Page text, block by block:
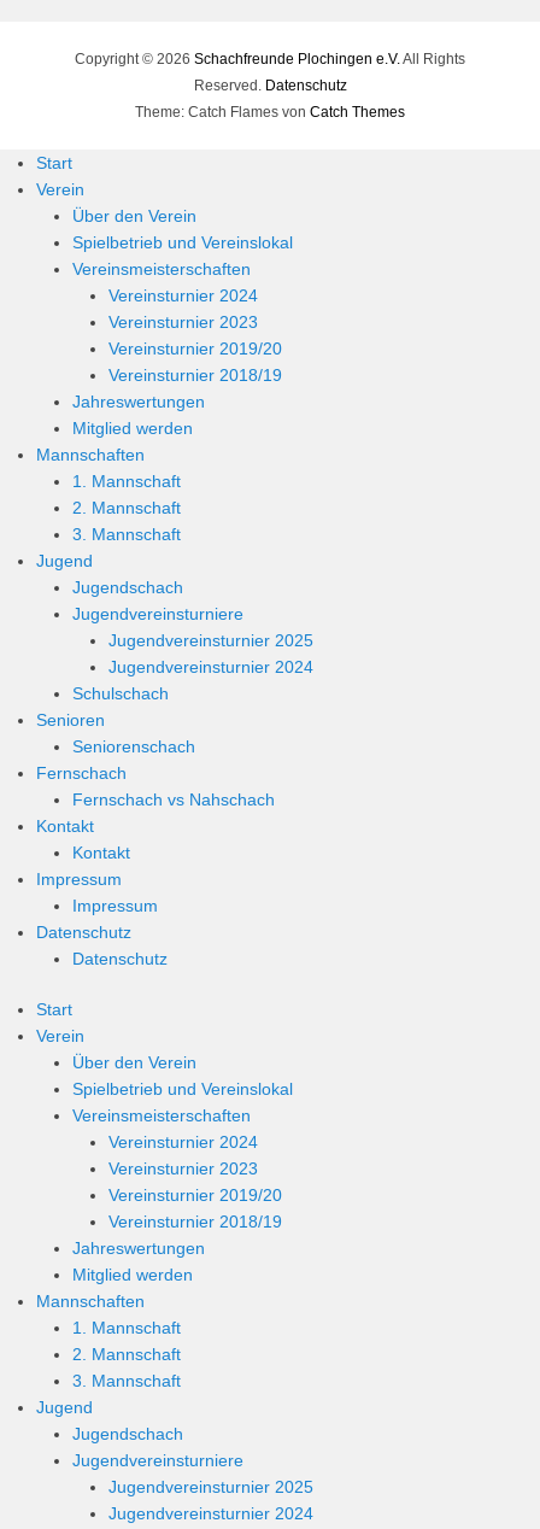
Copyright © 2026 Schachfreunde Plochingen e.V. All Rights
Reserved. Datenschutz
Theme: Catch Flames von Catch Themes
Start
Verein
Über den Verein
Spielbetrieb und Vereinslokal
Vereinsmeisterschaften
Vereinsturnier 2024
Vereinsturnier 2023
Vereinsturnier 2019/20
Vereinsturnier 2018/19
Jahreswertungen
Mitglied werden
Mannschaften
1. Mannschaft
2. Mannschaft
3. Mannschaft
Jugend
Jugendschach
Jugendvereinsturniere
Jugendvereinsturnier 2025
Jugendvereinsturnier 2024
Schulschach
Senioren
Seniorenschach
Fernschach
Fernschach vs Nahschach
Kontakt
Kontakt
Impressum
Impressum
Datenschutz
Datenschutz
Start
Verein
Über den Verein
Spielbetrieb und Vereinslokal
Vereinsmeisterschaften
Vereinsturnier 2024
Vereinsturnier 2023
Vereinsturnier 2019/20
Vereinsturnier 2018/19
Jahreswertungen
Mitglied werden
Mannschaften
1. Mannschaft
2. Mannschaft
3. Mannschaft
Jugend
Jugendschach
Jugendvereinsturniere
Jugendvereinsturnier 2025
Jugendvereinsturnier 2024